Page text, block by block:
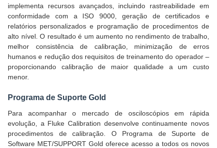
implementa recursos avançados, incluindo rastreabilidade em
conformidade com a ISO 9000, geração de certificados e
relatórios personalizados e programação de procedimentos de
alto nível. O resultado é um aumento no rendimento de trabalho,
melhor consistência de calibração, minimização de erros
humanos e redução dos requisitos de treinamento do operador –
proporcionando calibração de maior qualidade a um custo
menor.
Programa de Suporte Gold
Para acompanhar o mercado de osciloscópios em rápida
evolução, a Fluke Calibration desenvolve continuamente novos
procedimentos de calibração. O Programa de Suporte de
Software MET/SUPPORT Gold oferece acesso a todos os novos